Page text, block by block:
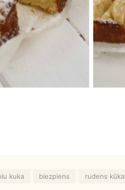
kuka biezpiens rudens kūka